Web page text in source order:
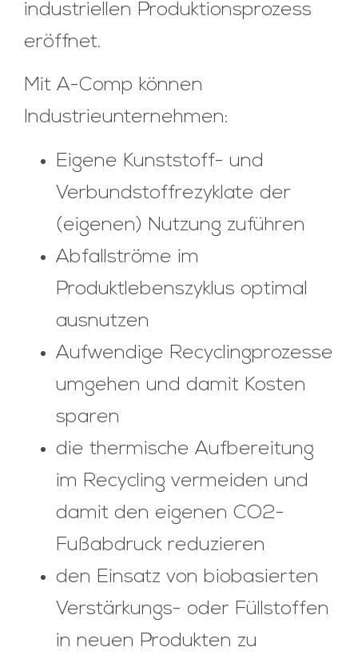
industriellen Produktionsprozess
eröffnet.
Mit A-Comp können
Industrieunternehmen:
Eigene Kunststoff- und
Verbundstoffrezyklate der
(eigenen) Nutzung zuführen
Abfallströme im
Produktlebenszyklus optimal
ausnutzen
Aufwendige Recyclingprozesse
umgehen und damit Kosten
sparen
die thermische Aufbereitung
im Recycling vermeiden und
damit den eigenen CO2-
Fußabdruck reduzieren
den Einsatz von biobasierten
Verstärkungs- oder Füllstoffen
in neuen Produkten zu